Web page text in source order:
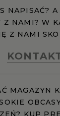
NAPISAĆ?
Z NAMI? W
Z NAMI
MAGAZYN
KUP